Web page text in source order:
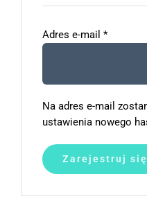
Adres e-mail *
Na adres e-mail
ustawienia nowego
Zarejestruj się